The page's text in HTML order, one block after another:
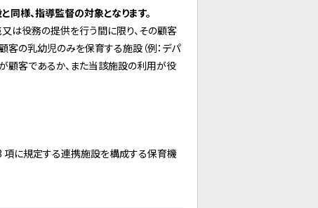
様、指導監督の対象となります。
役務の提供を行う間に限り、その顧客
の乳幼児のみを保育する施設（例：デパ
顧客であるか、また当該施設の利用が役
に規定する連携施設を構成する保育機